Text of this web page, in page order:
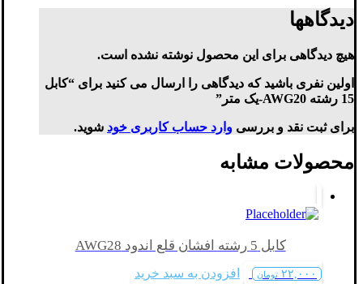
دیدگاهها
هیچ دیدگاهی برای این محصول نوشته نشده است.
اولین نفری باشید که دیدگاهی را ارسال می کنید برای “کابل
15 رشته AWG20-یک متر”
برای ثبت نقد و بررسی وارد حساب کاربری خود شوید.
محصولات مشابه
کابل 5 رشته افشان قلع اندود AWG28
۲۲,۰۰۰ تومان افزودن به سبد خرید